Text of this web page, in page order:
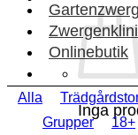
Inga
Onlinebutik
Alla
Grupper
18+